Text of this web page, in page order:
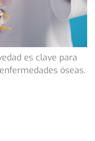
es clave para
óseas.